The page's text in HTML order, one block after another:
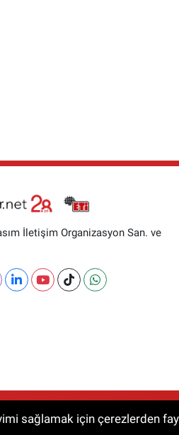
İletişim Organizasyon San. ve
© 2026. Her hakkı saklıdır.
sağlamak için çerezlerden